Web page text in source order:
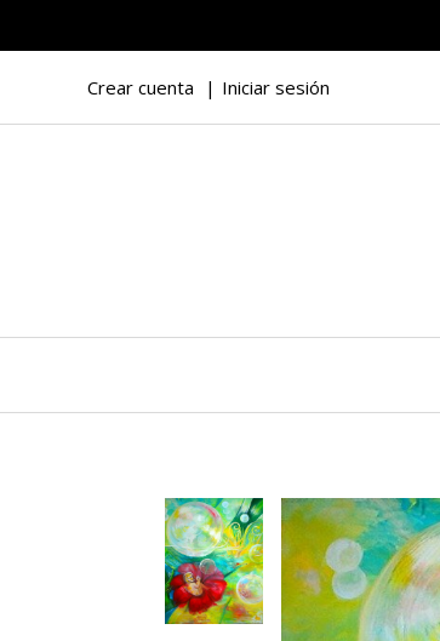
Crear cuenta Iniciar sesión